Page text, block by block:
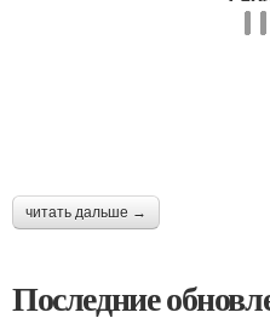
читать дальше →
Последние